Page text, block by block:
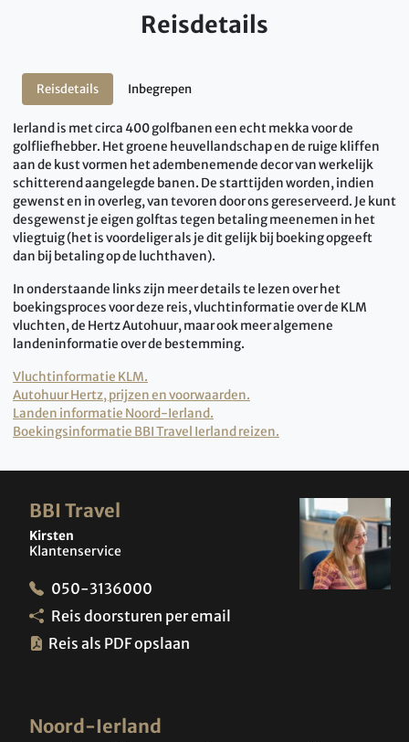
Reisdetails
Reisdetails Inbegrepen
Ierland is met circa 400 golfbanen een echt mekka voor de
golfliefhebber. Het groene heuvellandschap en de ruige kliffen
aan de kust vormen het adembenemende decor van werkelijk
schitterend aangelegde banen. De starttijden worden, indien
gewenst en in overleg, van tevoren door ons gereserveerd. Je kunt
desgewenst je eigen golftas tegen betaling meenemen in het
vliegtuig (het is voordeliger als je dit gelijk bij boeking opgeeft
dan bij betaling op de luchthaven).
In onderstaande links zijn meer details te lezen over het
boekingsproces voor deze reis, vluchtinformatie over de KLM
vluchten, de Hertz Autohuur, maar ook meer algemene
landeninformatie over de bestemming.
Vluchtinformatie KLM.
Autohuur Hertz, prijzen en voorwaarden.
Landen informatie Noord-Ierland.
Boekingsinformatie BBI Travel Ierland reizen.
Noord-Ierland
BBI Travel
Kirsten
Klantenservice
050-3136000
Reis doorsturen per email
Reis als PDF opslaan